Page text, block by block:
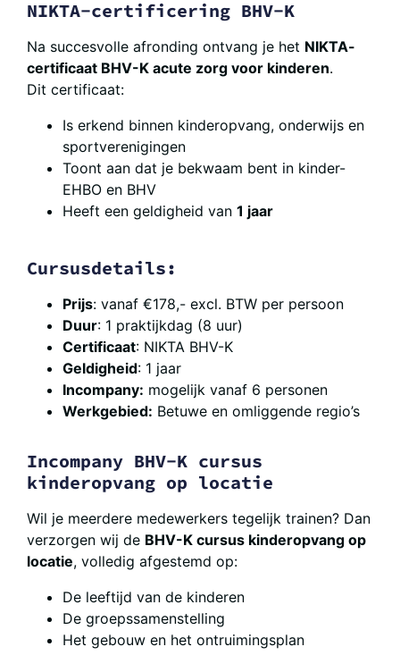
NIKTA-certificering BHV-K
Na succesvolle afronding ontvang je het NIKTA-
certificaat BHV-K acute zorg voor kinderen.
Dit certificaat:
Is erkend binnen kinderopvang, onderwijs en
sportverenigingen
Toont aan dat je bekwaam bent in kinder-
EHBO en BHV
Heeft een geldigheid van 1 jaar
Cursusdetails:
Prijs: vanaf €178,- excl. BTW per persoon
Duur: 1 praktijkdag (8 uur)
Certificaat: NIKTA BHV-K
Geldigheid: 1 jaar
Incompany: mogelijk vanaf 6 personen
Werkgebied: Betuwe en omliggende regio’s
Incompany BHV-K cursus
kinderopvang op locatie
Wil je meerdere medewerkers tegelijk trainen? Dan
verzorgen wij de BHV-K cursus kinderopvang op
locatie, volledig afgestemd op:
De leeftijd van de kinderen
De groepssamenstelling
Het gebouw en het ontruimingsplan